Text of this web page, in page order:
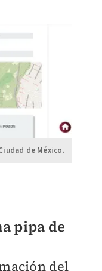
de México.
pipa de
del